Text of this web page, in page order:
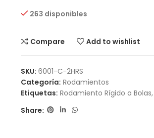
263 disponibles
Compare Add to wishlist
SKU: 6001-C-2HRS
Categoría: Rodamientos
Etiquetas: Rodamiento Rígido a Bolas,
Share: